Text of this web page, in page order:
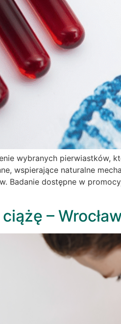
wybranych pierwiastków,
wspierające naturalne
dostępne w
–